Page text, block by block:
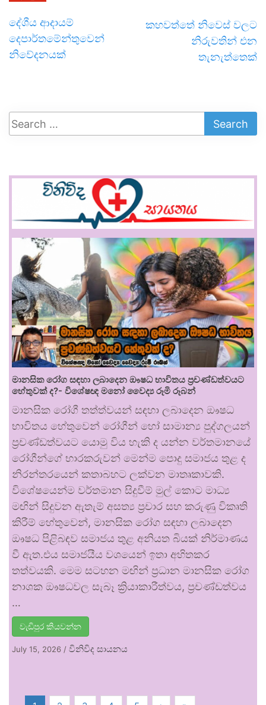
දේශීය ආදායම්
දෙපාර්තමේන්තුවෙන්
නිවේදනයක්
කහවත්තේ නිවෙස් වලට
නිරුවතින් එන
තැනැත්තෙක්
මානසික රෝග සඳහා ලබාදෙන ඖෂධ භාවිතය ප්‍රචණ්ඩත්වයට
හේතුවක් ද?- විශේෂඥ මනෝ වෛද්‍ය රූමි රූබන්
මානසික රෝගී තත්ත්වයන් සඳහා ලබාදෙන ඖෂධ
භාවිතය හේතුවෙන් රෝගීන් හෝ සාමාන්‍ය පුද්ගලයන්
ප්‍රචණ්ඩත්වයට යොමු විය හැකි ද යන්න වර්තමානයේ
රෝගීන්ගේ භාරකරුවන් මෙන්ම පොදු සමාජය තුළ ද
නිරන්තරයෙන් කතාබහට ලක්වන මාතෘකාවකි.
විශේෂයෙන්ම වර්තමාන සිදුවීම් මුල් කොට මාධ්‍ය
මඟින් සිදුවන ඇතැම් අසත්‍ය ප්‍රචාර සහ කරුණු විකෘති
කිරීම් හේතුවෙන්, මානසික රෝග සඳහා ලබාදෙන
ඖෂධ පිළිබඳව සමාජය තුළ අනියත බියක් නිර්මාණය
වී ඇත.එය සමාජයීය වශයෙන් ඉතා අහිතකර
තත්වයකි. මෙම සටහන මඟින් ප්‍රධාන මානසික රෝග
නාශක ඖෂධවල සැබෑ ක්‍රියාකාරීත්වය, ප්‍රචණ්ඩත්වය
…
වැඩිපුර කියවන්න
July 15, 2026 / විනිවිද සායනය